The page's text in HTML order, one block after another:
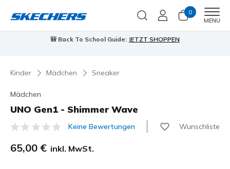
0
MENU
🎒 Back To School Guide: JETZT SHOPPEN
Kinder Mädchen Sneaker
Mädchen
UNO Gen1 - Shimmer Wave
5 von 5 Kundenbewertungen
Keine Bewertungen Wunschliste
65,00 € inkl. MwSt.